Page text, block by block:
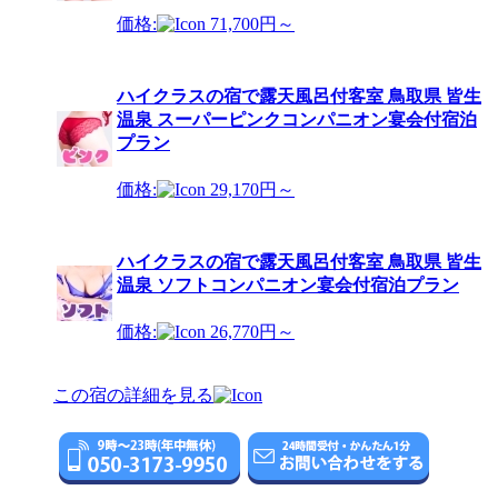
価格: 71,700円～
ハイクラスの宿で露天風呂付客室 鳥取県 皆生
温泉 スーパーピンクコンパニオン宴会付宿泊
プラン
価格: 29,170円～
ハイクラスの宿で露天風呂付客室 鳥取県 皆生
温泉 ソフトコンパニオン宴会付宿泊プラン
価格: 26,770円～
この宿の詳細を見る